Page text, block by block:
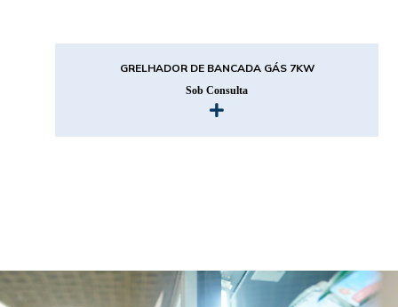
GRELHADOR DE BANCADA GÁS 7KW
Sob Consulta